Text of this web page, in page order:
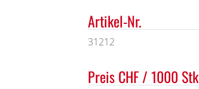
Artikel-Nr.
31212
Preis CHF / 1000 Stk